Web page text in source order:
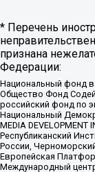
* Перечень
признана
Федерации:
Национальный фонд
Общество Фонд
российский фонд по
Национальный
MEDIA
Республиканский
России,
Европейская
Международный